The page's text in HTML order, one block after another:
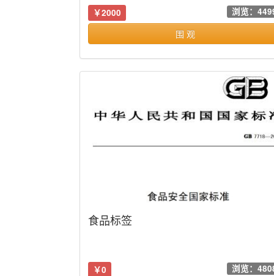
￥2000 浏览：
围 观
食品标签
￥0 浏览：